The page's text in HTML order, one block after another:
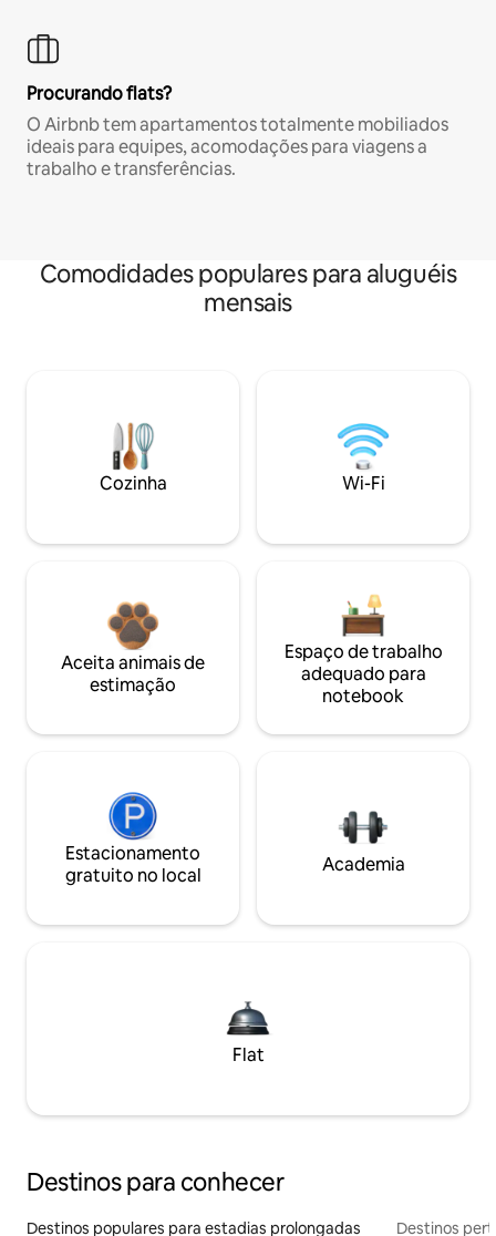
Procurando flats?
O Airbnb tem apartamentos totalmente mobiliados
ideais para equipes, acomodações para viagens a
trabalho e transferências.
Comodidades populares para aluguéis
mensais
Cozinha Wi-Fi
Aceita animais de
estimação
Espaço de trabalho
adequado para
notebook
Estacionamento
gratuito no local
Academia
Flat
Destinos para conhecer
Destinos populares para estadias prolongadas Destinos